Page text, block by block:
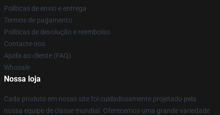
Políticas de envio e entrega
Termos de pagamento
Políticas de devolução e reembolso
Contacte-nos
Ajuda ao cliente (FAQ)
Whosale
Nossa loja
Cada produto em nosso site foi cuidadosamente projetado pela
nossa equipe de classe mundial. Oferecemos uma grande variedade